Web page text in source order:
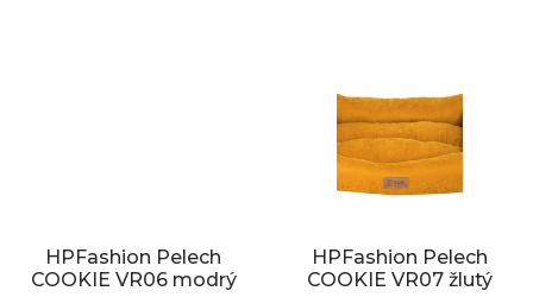
HPFashion Pelech
COOKIE VR06 modrý
HPFashion Pelech
COOKIE VR07 žlutý